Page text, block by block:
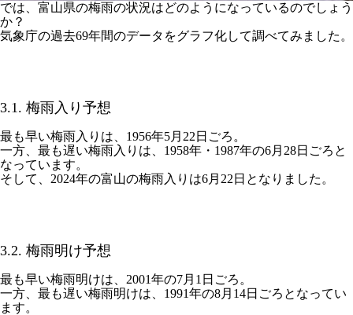
では、富山県の梅雨の状況はどのようになっているのでしょう
か？
気象庁の過去69年間のデータをグラフ化して調べてみました。
3.1. 梅雨入り予想
最も早い梅雨入りは、1956年5月22日ごろ。
一方、最も遅い梅雨入りは、1958年・1987年の6月28日ごろと
なっています。
そして、2024年の富山の梅雨入りは6月22日となりました。
3.2. 梅雨明け予想
最も早い梅雨明けは、2001年の7月1日ごろ。
一方、最も遅い梅雨明けは、1991年の8月14日ごろとなってい
ます。